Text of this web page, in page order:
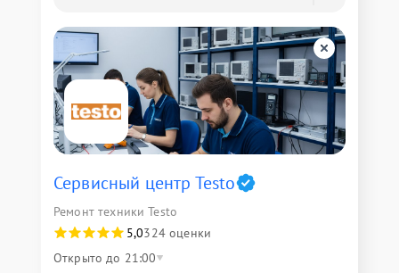
Сервисный центр Testo
Ремонт техники Testo
5,0324 оценки
Открыто до 21:00